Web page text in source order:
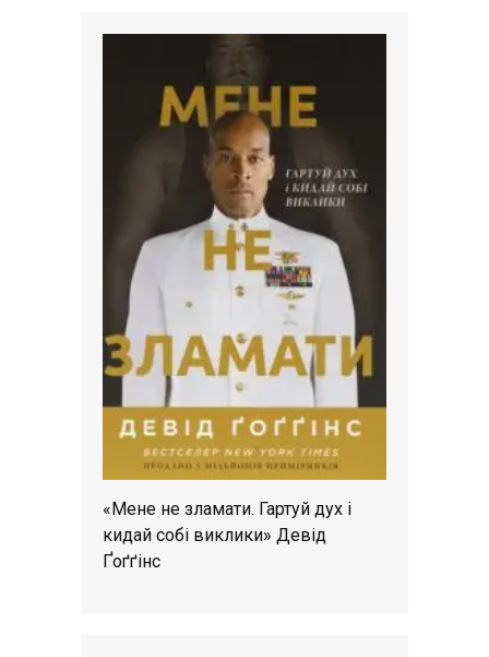
«Мене не зламати. Гартуй дух і
кидай собі виклики» Девід
Ґоґґінс